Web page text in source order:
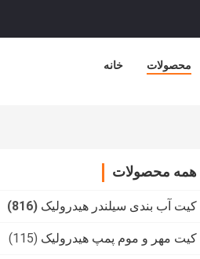
خانه محصولات
همه محصولات
کیت آب بندی سیلندر هیدرولیک (816)
کیت مهر و موم پمپ هیدرولیک (115)